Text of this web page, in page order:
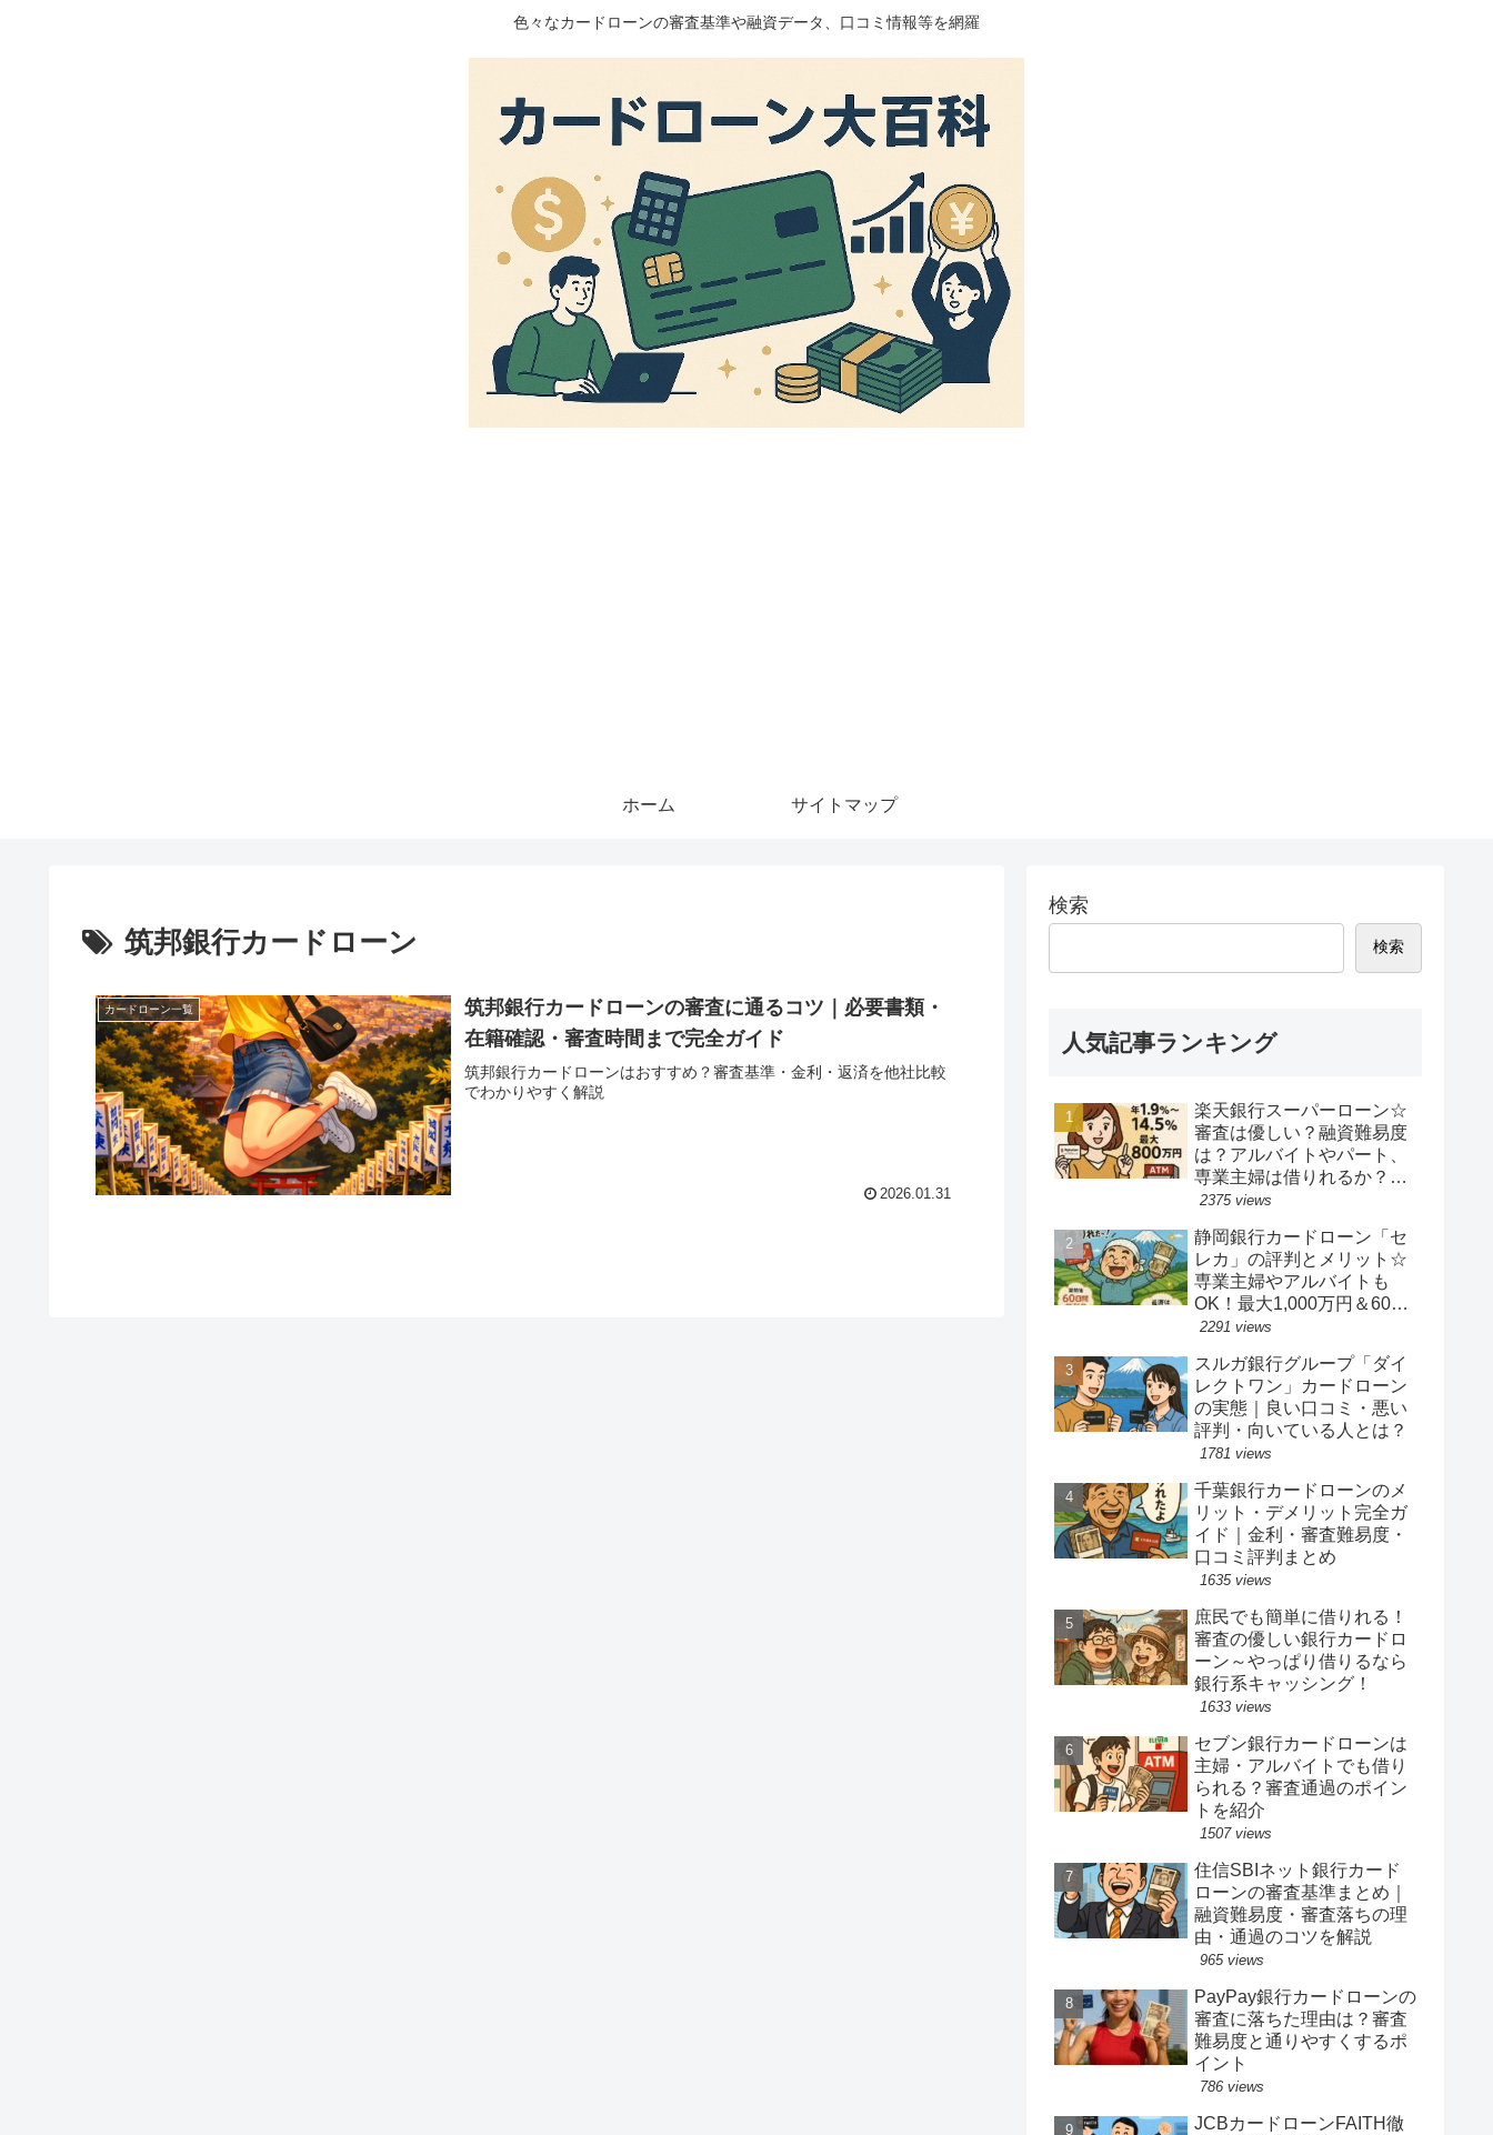
色々なカードローンの審査基準や融資データ、口コミ情報等を網羅
ホーム サイトマップ
筑邦銀行カードローン
カードローン一覧
筑邦銀行カードローンの審査に通るコツ｜必要書類・
在籍確認・審査時間まで完全ガイド
筑邦銀行カードローンはおすすめ？審査基準・金利・返済を他社比較
でわかりやすく解説
2026.01.31
検索
検索
人気記事ランキング
楽天銀行スーパーローン☆
審査は優しい？融資難易度
は？アルバイトやパート、
専業主婦は借りれるか？他
社キャッシングの借り入れ
とめ融資は可能か？
2375 views
静岡銀行カードローン「セ
レカ」の評判とメリット☆
専業主婦やアルバイトも
OK！最大1,000万円＆60日
間無利息の魅力
2291 views
スルガ銀行グループ「ダイ
レクトワン」カードローン
の実態｜良い口コミ・悪い
評判・向いている人とは？
1781 views
千葉銀行カードローンのメ
リット・デメリット完全ガ
イド｜金利・審査難易度・
口コミ評判まとめ
1635 views
庶民でも簡単に借りれる！
審査の優しい銀行カードロ
ーン～やっぱり借りるなら
銀行系キャッシング！
1633 views
セブン銀行カードローンは
主婦・アルバイトでも借り
られる？審査通過のポイン
トを紹介
1507 views
住信SBIネット銀行カード
ローンの審査基準まとめ｜
融資難易度・審査落ちの理
由・通過のコツを解説
965 views
PayPay銀行カードローンの
審査に落ちた理由は？審査
難易度と通りやすくするポ
イント
786 views
JCBカードローンFAITH徹